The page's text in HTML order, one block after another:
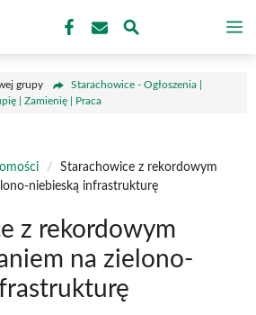
grupy
Starachowice - Ogłoszenia |
| Zamienię | Praca
/
Starachowice z rekordowym
niebieską infrastrukturę
z rekordowym
na zielono-